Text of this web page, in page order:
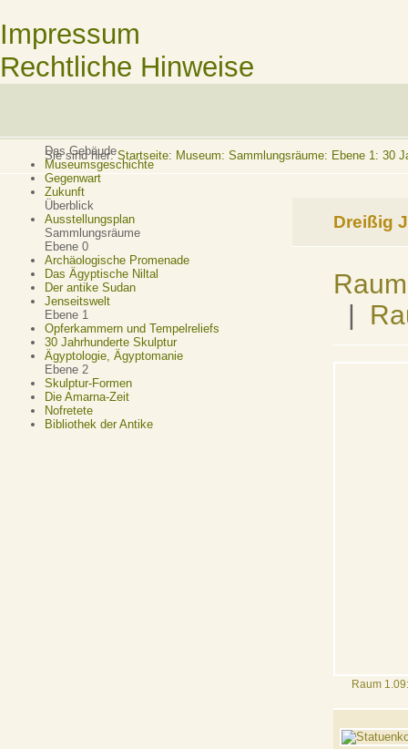
Impressum
Rechtliche Hinweise
Das Gebäude
Museumsgeschichte
Gegenwart
Zukunft
Überblick
Ausstellungsplan
Sammlungsräume
Ebene 0
Archäologische Promenade
Das Ägyptische Niltal
Der antike Sudan
Jenseitswelt
Ebene 1
Opferkammern und Tempelreliefs
30 Jahrhunderte Skulptur
Ägyptologie, Ägyptomanie
Ebene 2
Skulptur-Formen
Die Amarna-Zeit
Nofretete
Bibliothek der Antike
Sie sind hier:Startseite: Museum: Sammlungsräume: Ebene 1: 30
Dreißig
Raum